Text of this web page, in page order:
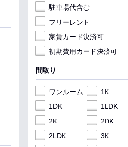
駐車場代含む
フリーレント
家賃カード決済可
初期費用カード決済可
間取り
ワンルーム
1K
1DK
1LDK
2K
2DK
2LDK
3K